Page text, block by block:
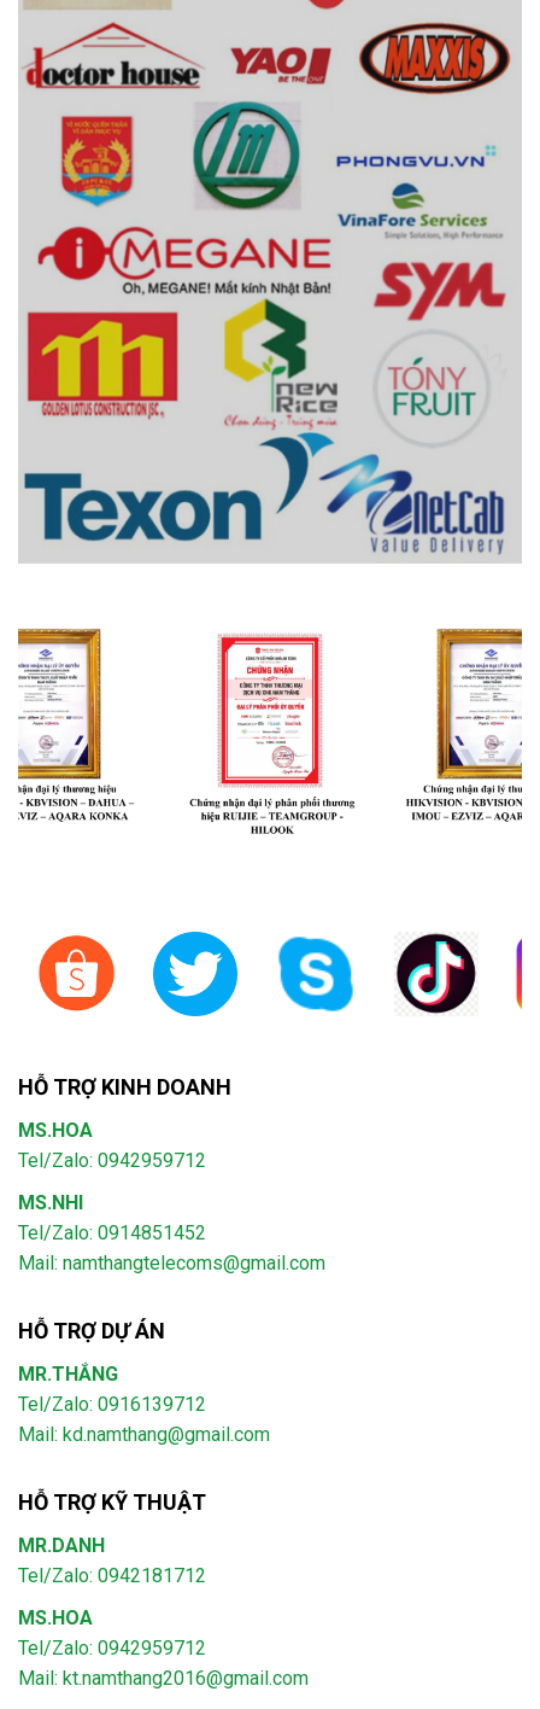
HỖ TRỢ KINH DOANH
MS.HOA
Tel/Zalo: 0942959712
MS.NHI
Tel/Zalo: 0914851452
Mail: namthangtelecoms@gmail.com
HỖ TRỢ DỰ ÁN
MR.THẮNG
Tel/Zalo: 0916139712
Mail: kd.namthang@gmail.com
HỖ TRỢ KỸ THUẬT
MR.DANH
Tel/Zalo: 0942181712
MS.HOA
Tel/Zalo: 0942959712
Mail: kt.namthang2016@gmail.com